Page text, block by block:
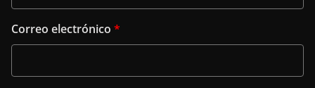
Correo electrónico *